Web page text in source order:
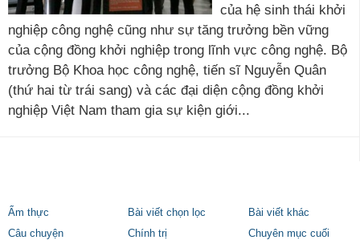
của hệ sinh thái khởi
nghiệp công nghệ cũng như sự tăng trưởng bền vững
của cộng đồng khởi nghiệp trong lĩnh vực công nghệ. Bộ
trưởng Bộ Khoa học công nghệ, tiến sĩ Nguyễn Quân
(thứ hai từ trái sang) và các đại diện cộng đồng khởi
nghiệp Việt Nam tham gia sự kiện giới...
Ẩm thực Bài viết chọn lọc
Bài viết khác
Câu chuyện
Chính trị
Chuyên mục cuối